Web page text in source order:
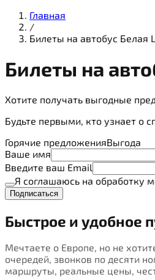
Главная
/
Билеты на автобус Белая
Билеты на
Хотите получать выгодные
Будьте первыми, кто узнает о
Горячие предложенияВыгода
Ваше имя
Введите ваш Email
Я соглашаюсь на обработку
Подписаться
Быстрое и удобное
Мечтаете о Европе, но не
очередей, звонков по десяти
маршруты, реальные цены,